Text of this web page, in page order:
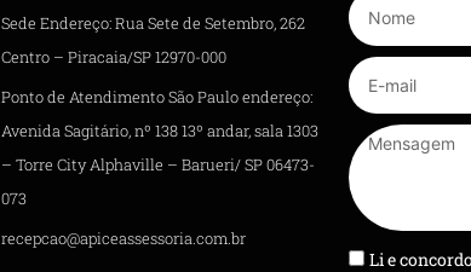
Sede Endereço: Rua Sete de Setembro, 262
Centro – Piracaia/SP 12970-000
Ponto de Atendimento São Paulo endereço:
Avenida Sagitário, nº 138 13º andar, sala 1303
– Torre City Alphaville – Barueri/ SP 06473-
073
recepcao@apiceassessoria.com.br
Li e